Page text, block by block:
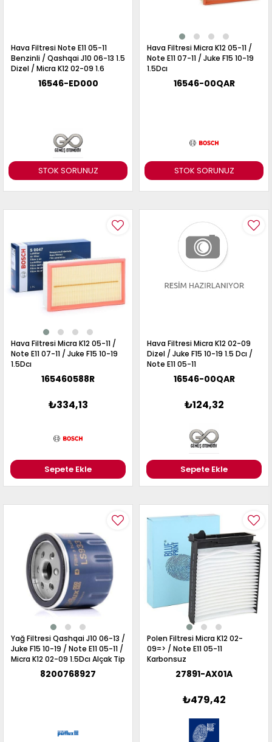
STOK SORUNUZ
Hava Filtresi Note E11 05-11
Benzinli / Qashqai J10 06-13 1.5
Dizel / Micra K12 02-09 1.6
16546-ED000
STOK SORUNUZ
Hava Filtresi Micra K12 05-11 /
Note E11 07-11 / Juke F15 10-19
1.5Dcı
16546-00QAR
Hava Filtresi Micra K12 05-11 /
Note E11 07-11 / Juke F15 10-19
1.5Dcı
165460588R
₺334,13
Sepete Ekle
Hava Filtresi Micra K12 02-09
Dizel / Juke F15 10-19 1.5 Dcı /
Note E11 05-11
16546-00QAR
₺124,32
Sepete Ekle
Yağ Filtresi Qashqai J10 06-13 /
Juke F15 10-19 / Note E11 05-11 /
Micra K12 02-09 1.5Dcı Alçak Tip
8200768927
Polen Filtresi Micra K12 02-
09=> / Note E11 05-11
Karbonsuz
27891-AX01A
₺479,42